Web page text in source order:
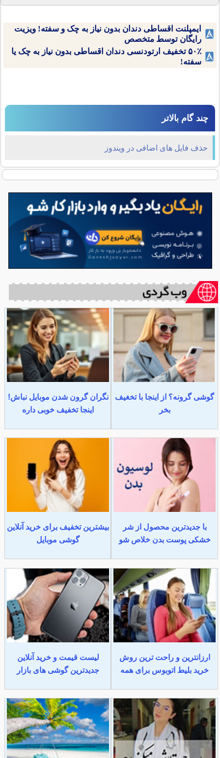
ایمپلنت اقساطی دندان بدون نیاز به چک و سفته! ویزیت
رایگان توسط متخصص
۵۰٪ تخفیف ارتودنسی دندان اقساطی بدون نیاز به چک یا
سفته!
چند گام بالاتر
حذف فایل های اضافی در ویندوز
گوشی گرونه؟ از اینجا با تخغیف
بخر
نگران گرون شدن موبایل نباش!
اینجا تخفیف خوبی داره
با جدیدترین محصول از شر
خشکی پوست بدن خلاص شو
بیشترین تخفیف برای خرید آنلاین
گوشی موبایل
ارزانترین و راحت ترین روش
خرید بلیط اتوبوس برای همه
لیست قیمت و خرید آنلاین
جدیدترین گوشی های بازار